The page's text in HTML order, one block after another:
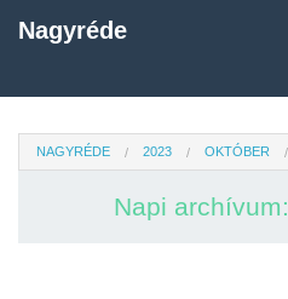
Nagyréde
NAGYRÉDE 2023 OKTÓBER
Napi archívum: